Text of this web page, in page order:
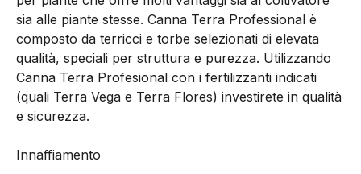
sia alle piante stesse. Canna Terra Professional è
composto da terricci e torbe selezionati di elevata
qualità, speciali per struttura e purezza. Utilizzando
Canna Terra Profesional con i fertilizzanti indicati
(quali Terra Vega e Terra Flores) investirete in qualità
e sicurezza.
Innaffiamento